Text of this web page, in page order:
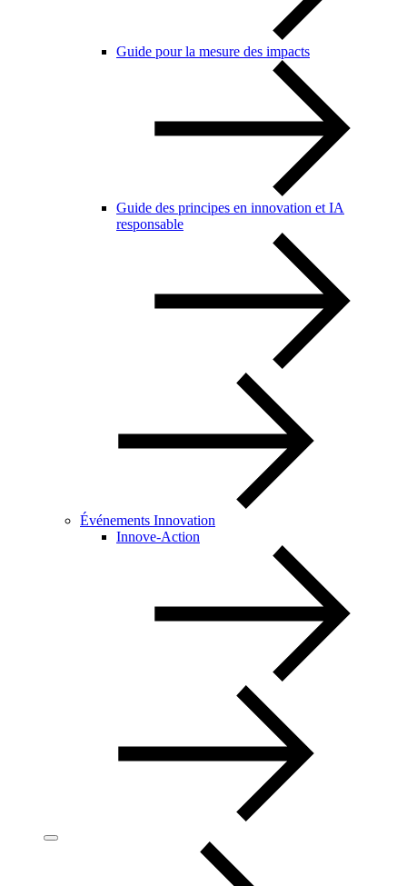
Guide pour la mesure des impacts
Guide des principes en innovation et IA
responsable
Événements Innovation
Innove-Action